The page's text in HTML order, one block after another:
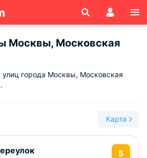
Москвы, Московская
улиц города Москвы, Московская
Карта
5